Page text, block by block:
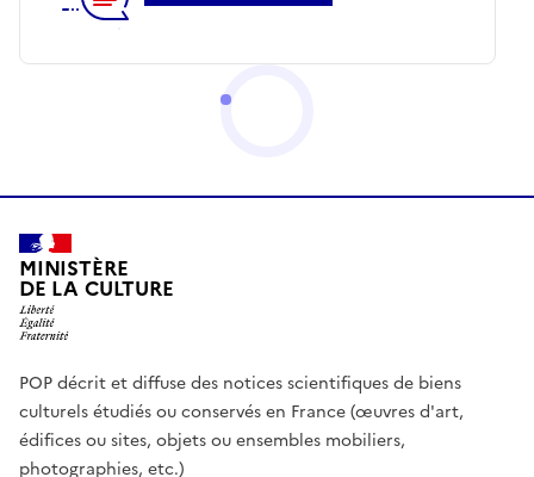
MINISTÈRE
DE LA CULTURE
POP décrit et diffuse des notices scientifiques de biens
culturels étudiés ou conservés en France (œuvres d'art,
édifices ou sites, objets ou ensembles mobiliers,
photographies, etc.)